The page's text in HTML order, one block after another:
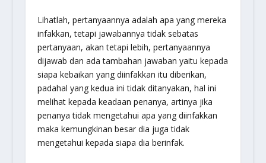
Lihatlah, pertanyaannya adalah apa yang mereka
infakkan, tetapi jawabannya tidak sebatas
pertanyaan, akan tetapi lebih, pertanyaannya
dijawab dan ada tambahan jawaban yaitu kepada
siapa kebaikan yang diinfakkan itu diberikan,
padahal yang kedua ini tidak ditanyakan, hal ini
melihat kepada keadaan penanya, artinya jika
penanya tidak mengetahui apa yang diinfakkan
maka kemungkinan besar dia juga tidak
mengetahui kepada siapa dia berinfak.